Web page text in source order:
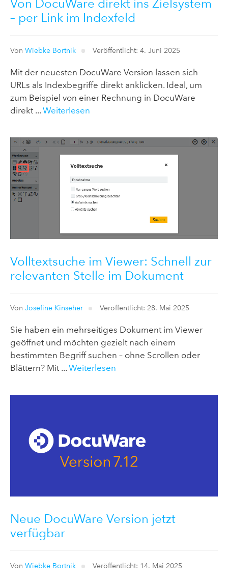
Von DocuWare direkt ins Zielsystem
– per Link im Indexfeld
Von Wiebke Bortnik Veröffentlicht: 4. Juni 2025
Mit der neuesten DocuWare Version lassen sich
URLs als Indexbegriffe direkt anklicken. Ideal, um
zum Beispiel von einer Rechnung in DocuWare
direkt ... Weiterlesen
Volltextsuche im Viewer: Schnell zur
relevanten Stelle im Dokument
Von Josefine Kinseher Veröffentlicht: 28. Mai 2025
Sie haben ein mehrseitiges Dokument im Viewer
geöffnet und möchten gezielt nach einem
bestimmten Begriff suchen – ohne Scrollen oder
Blättern? Mit ... Weiterlesen
Neue DocuWare Version jetzt
verfügbar
Von Wiebke Bortnik Veröffentlicht: 14. Mai 2025